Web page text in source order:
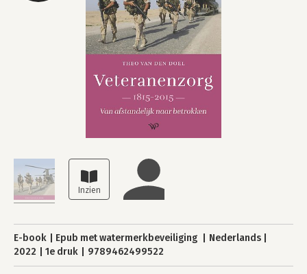
E-book Epub met watermerkbeveiliging
Nederlands
2022
1e druk 9789462499522